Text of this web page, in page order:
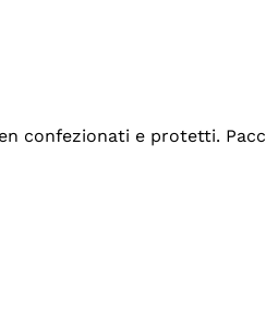
confezionati e protetti.